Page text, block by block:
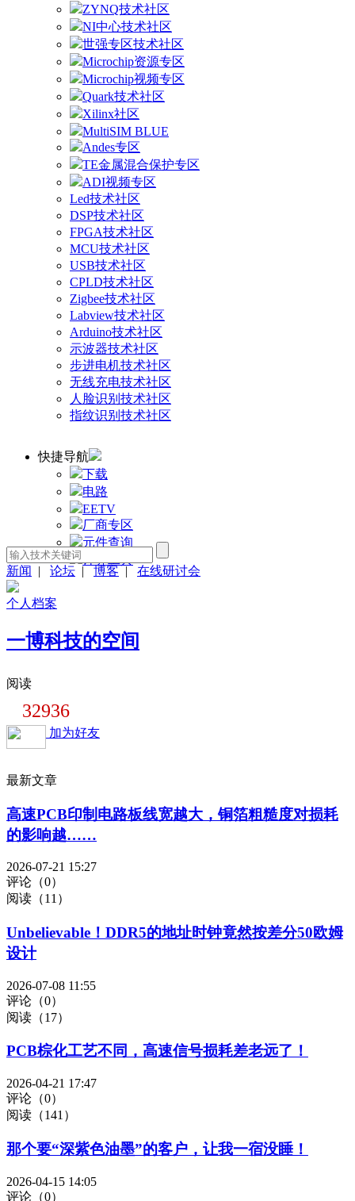
ZYNQ技术社区
NI中心技术社区
世强专区技术社区
Microchip资源专区
Microchip视频专区
Quark技术社区
Xilinx社区
MultiSIM BLUE
Andes专区
TE金属混合保护专区
ADI视频专区
Led技术社区
DSP技术社区
FPGA技术社区
MCU技术社区
USB技术社区
CPLD技术社区
Zigbee技术社区
Labview技术社区
Arduino技术社区
示波器技术社区
步进电机技术社区
无线充电技术社区
人脸识别技术社区
指纹识别技术社区
快捷导航
下载
电路
EETV
厂商专区
元件查询
计算工具
新闻
| 论坛 | 博客 | 在线研讨会
个人档案
一博科技的空间
阅读
32936
加为好友
最新文章
高速PCB印制电路板线宽越大，铜箔粗糙度对损耗
的影响越……
2026-07-21 15:27
评论（0）
阅读（11）
Unbelievable！DDR5的地址时钟竟然按差分50欧姆
设计
2026-07-08 11:55
评论（0）
阅读（17）
PCB棕化工艺不同，高速信号损耗差老远了！
2026-04-21 17:47
评论（0）
阅读（141）
那个要“深紫色油墨”的客户，让我一宿没睡！
2026-04-15 14:05
评论（0）